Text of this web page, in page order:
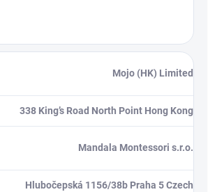
Mojo (HK) Limited
338 King’s Road North Point Hong Kong
Mandala Montessori s.r.o.
Hlubočepská 1156/38b Praha 5 Czech